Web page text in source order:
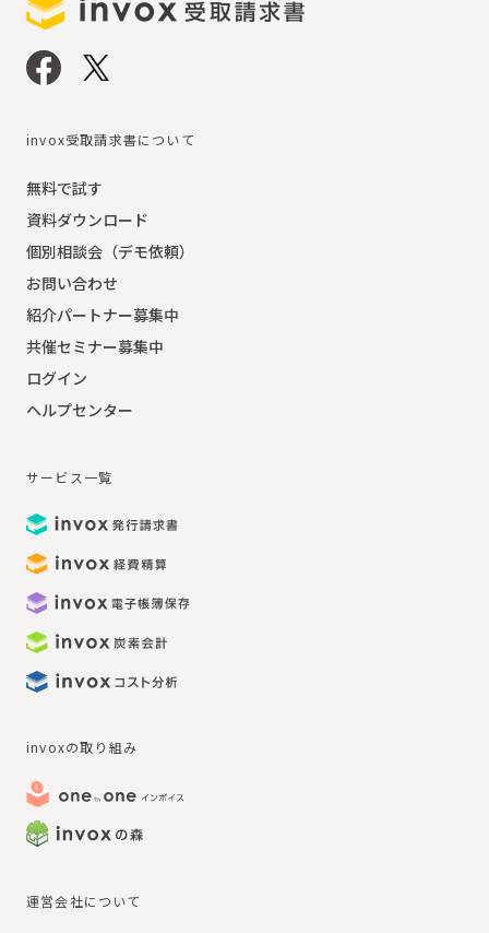
invox受取請求書について
無料で試す
資料ダウンロード
個別相談会（デモ依頼）
お問い合わせ
紹介パートナー募集中
共催セミナー募集中
ログイン
ヘルプセンター
サービス一覧
invoxの取り組み
運営会社について